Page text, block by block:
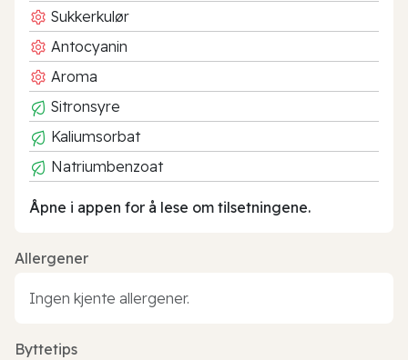
Sukkerkulør
Antocyanin
Aroma
Sitronsyre
Kaliumsorbat
Natriumbenzoat
Åpne i appen for å lese om tilsetningene.
Allergener
Ingen kjente allergener.
Byttetips